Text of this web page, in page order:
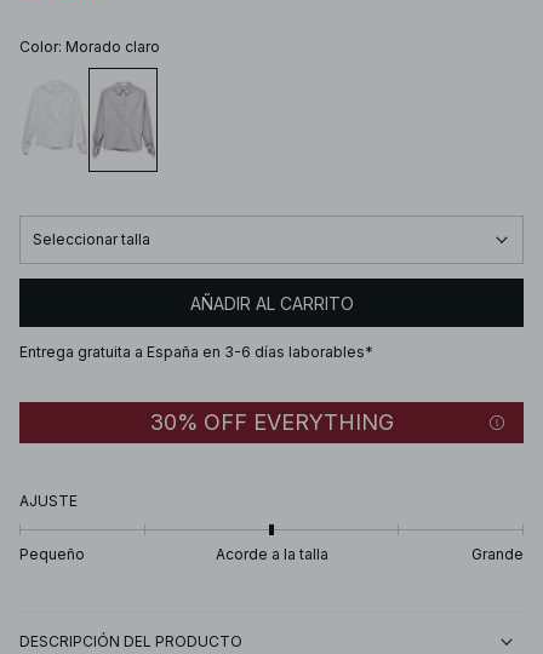
Color: Morado claro
Seleccionar talla
AÑADIR AL CARRITO
Entrega gratuita a España en 3-6 días laborables*
30% OFF EVERYTHING
AJUSTE
Pequeño Acorde a la talla Grande
DESCRIPCIÓN DEL PRODUCTO